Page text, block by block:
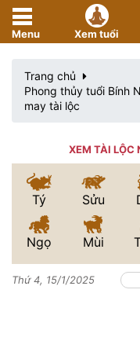
Menu Xem tuổi
Trang chủ
Phong thủy tuổi Bính
may tài lộc
XEM TÀI LỘC
Tý Sửu
Ngọ Mùi
Thứ 4, 15/1/2025